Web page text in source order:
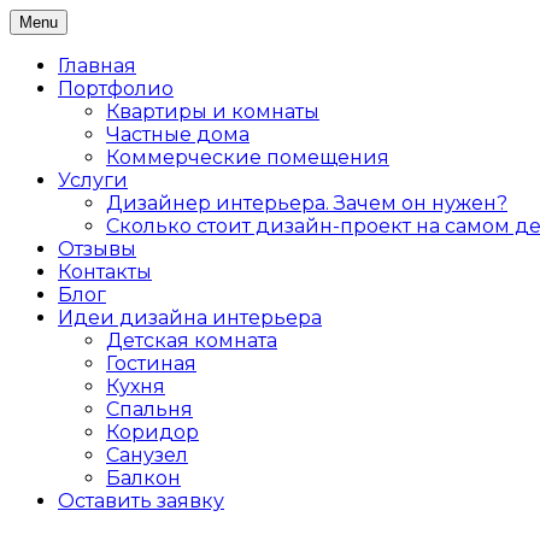
Skip
to
content
Дизайнер интерьеров Ольга
Дизайн интерьера жилых и коммерческих
Menu
Главная
Портфолио
Квартиры и комнаты
Частные дома
Коммерческие помещения
Услуги
Дизайнер интерьера. Зачем он нужен?
Сколько стоит дизайн-проект на самом
Отзывы
Контакты
Блог
Идеи дизайна интерьера
Детская комната
Гостиная
Кухня
Спальня
Коридор
Санузел
Балкон
Оставить заявку